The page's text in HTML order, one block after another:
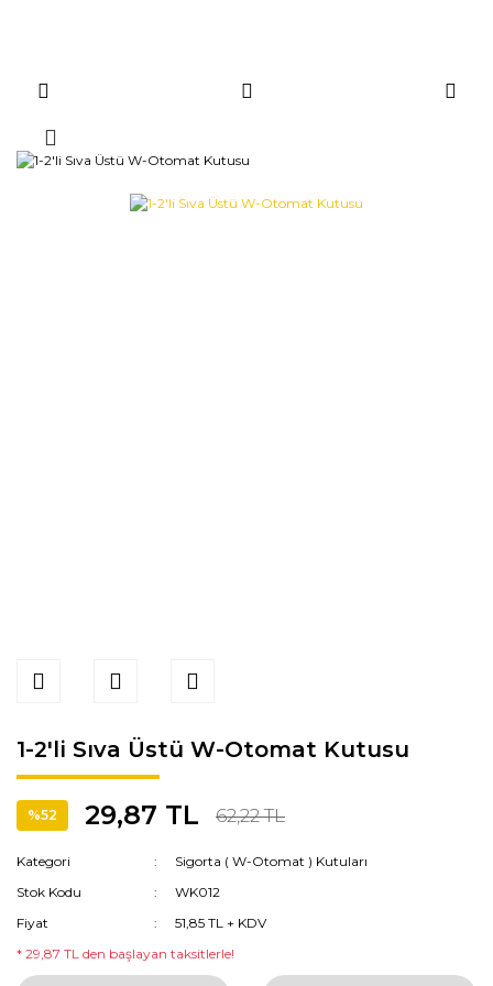
1-2'li Sıva Üstü W-Otomat Kutusu
%52 29,87 TL 62,22 TL
Kategori
Sigorta ( W-Otomat ) Kutuları
Stok Kodu
WK012
Fiyat
51,85 TL + KDV
* 29,87 TL den başlayan taksitlerle!